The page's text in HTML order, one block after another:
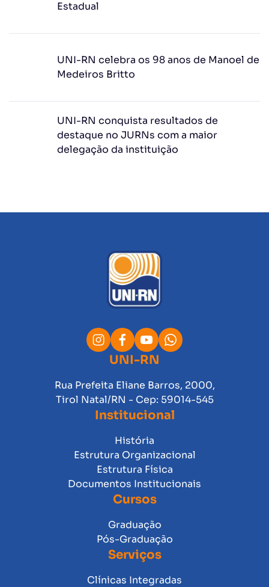
Estadual
UNI-RN celebra os 98 anos de Manoel de
Medeiros Britto
UNI-RN conquista resultados de
destaque no JURNs com a maior
delegação da instituição
UNI-RN
Rua Prefeita Eliane Barros, 2000,
Tirol Natal/RN - Cep: 59014-545
Institucional
História
Estrutura Organizacional
Estrutura Física
Documentos Institucionais
Cursos
Graduação
Pós-Graduação
Serviços
Clínicas Integradas